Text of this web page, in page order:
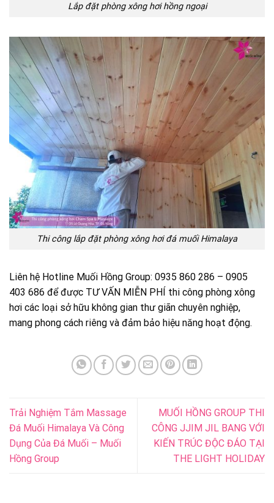
Lắp đặt phòng xông hơi hồng ngoại
Thi công lắp đặt phòng xông hơi đá muối Himalaya
Liên hệ Hotline Muối Hồng Group: 0935 860 286 – 0905
403 686 để được TƯ VẤN MIỄN PHÍ thi công phòng xông
hơi các loại sở hữu không gian thư giãn chuyên nghiệp,
mang phong cách riêng và đảm bảo hiệu năng hoạt động.
Trải Nghiệm Tắm Massage
Đá Muối Himalaya Và Công
Dụng Của Đá Muối – Muối
Hồng Group
MUỐI HỒNG GROUP THI
CÔNG JJIM JIL BANG VỚI
KIẾN TRÚC ĐỘC ĐÁO TẠI
THE LIGHT HOLIDAY